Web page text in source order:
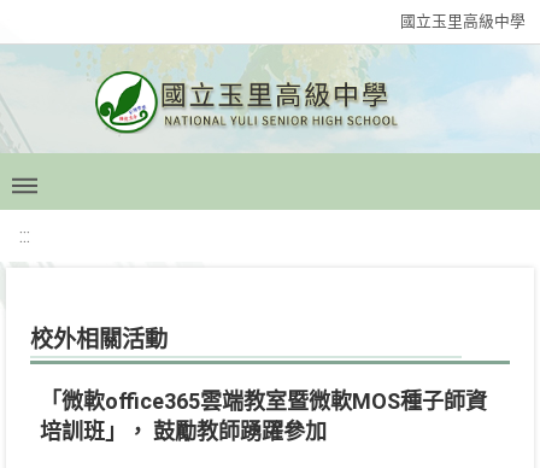
國立玉里高級中學
:::
校外相關活動
「微軟office365雲端教室暨微軟MOS種子師資
培訓班」， 鼓勵教師踴躍參加